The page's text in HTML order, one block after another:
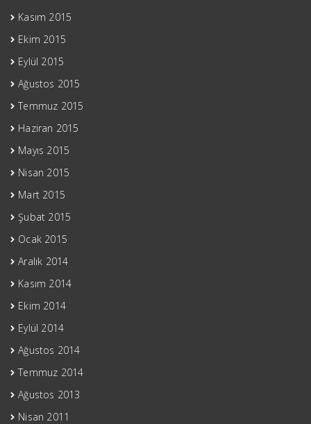
Kasım 2015
Ekim 2015
Eylül 2015
Ağustos 2015
Temmuz 2015
Haziran 2015
Mayıs 2015
Nisan 2015
Mart 2015
Şubat 2015
Ocak 2015
Aralık 2014
Kasım 2014
Ekim 2014
Eylül 2014
Ağustos 2014
Temmuz 2014
Ağustos 2013
Nisan 2011